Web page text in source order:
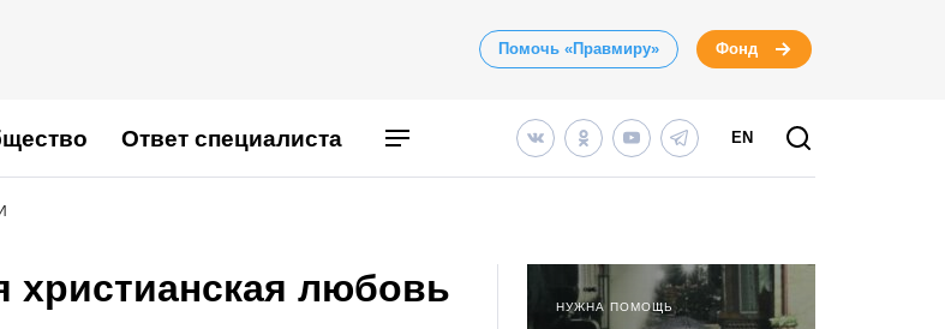
Помочь «Правмиру» Фонд
Ответ специалиста EN
христианская любовь
НУЖНА ПОМОЩЬ